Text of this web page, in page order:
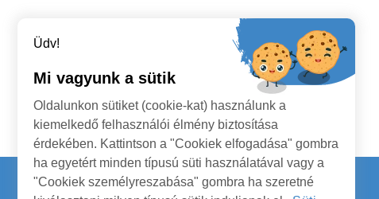
Üdv!
Mi vagyunk a sütik
Oldalunkon sütiket (cookie-kat) használunk a
kiemelkedő felhasználói élmény biztosítása
érdekében. Kattintson a "Cookiek elfogadása" gombra
ha egyetért minden típusú süti használatával vagy a
"Cookiek személyreszabása" gombra ha szeretné